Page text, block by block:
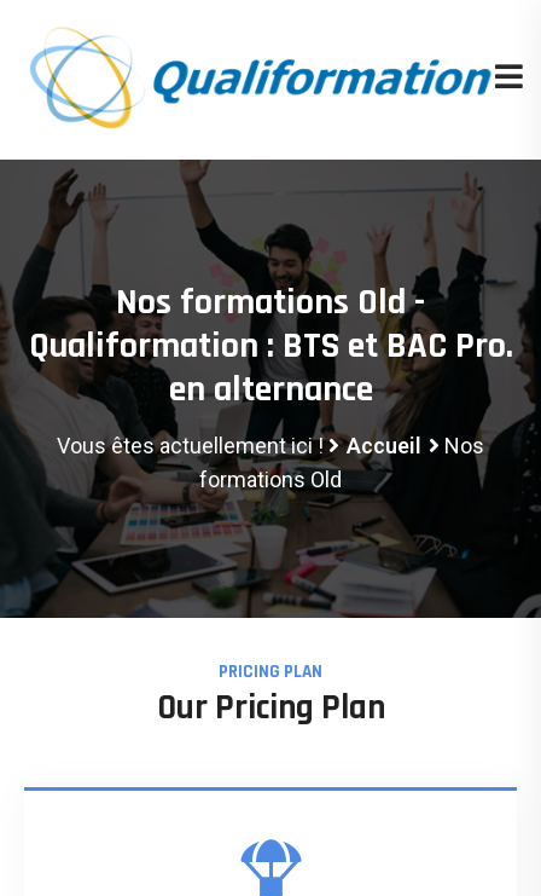
Nos formations Old -
Qualiformation : BTS et BAC Pro.
en alternance
Vous êtes actuellement ici ! Accueil
Nos
formations Old
PRICING PLAN
Our Pricing Plan